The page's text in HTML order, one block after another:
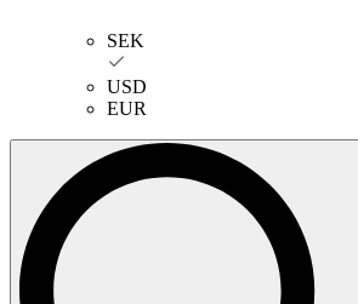
SEK
USD
EUR